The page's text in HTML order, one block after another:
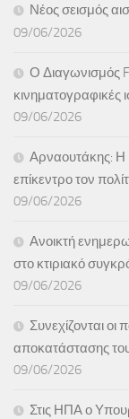
Νέος σεισμός
09/06/2026
Ο Διαγωνισμός
κινηματογραφικές
09/06/2026
Αρναουτάκης: Η
επίκεντρο τον
09/06/2026
Ανοικτή
στο κτιριακό
09/06/2026
Συνεχίζονται
αποκατάστασης
09/06/2026
Στις ΗΠΑ ο